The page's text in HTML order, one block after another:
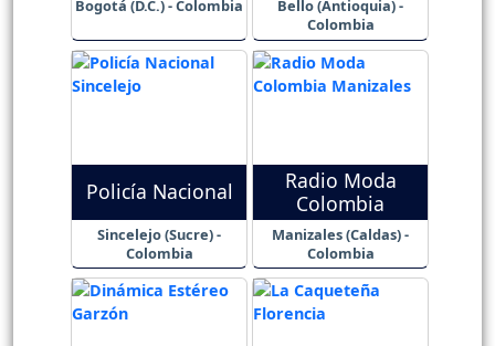
Bogotá (D.C.) - Colombia
Bello (Antioquia) -
Colombia
Policía Nacional
Sincelejo (Sucre) -
Colombia
Radio Moda
Colombia
Manizales (Caldas) -
Colombia